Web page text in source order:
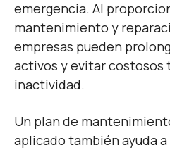
emergencia. Al
mantenimiento y
empresas pueden
activos y evitar costosos
inactividad.
Un plan de
aplicado también ayuda